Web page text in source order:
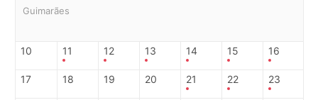
Guimarães
10 11 12 13 14 15 16
17 18 19 20 21 22 23